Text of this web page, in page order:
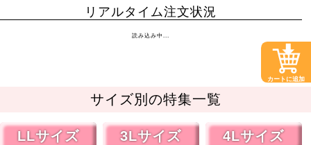
リアルタイム注文状況
読み込み中...
サイズ別の特集一覧
LLサイズ 3Lサイズ 4Lサイズ
カートに追加